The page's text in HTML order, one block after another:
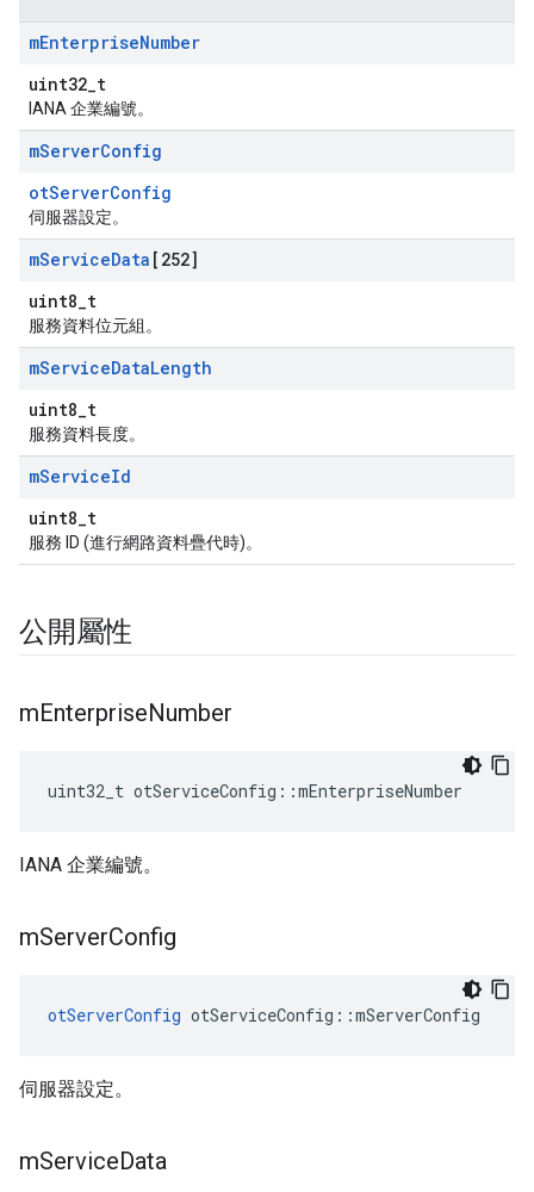
mEnterpriseNumber
uint32_t
IANA 企業編號。
mServerConfig
otServerConfig
伺服器設定。
mServiceData [252]
uint8_t
服務資料位元組。
mServiceDataLength
uint8_t
服務資料長度。
mServiceId
uint8_t
服務 ID (進行網路資料疊代時)。
公開屬性
mEnterpriseNumber
uint32_t otServiceConfig ::mEnterpriseNumber
IANA 企業編號。
mServerConfig
otServerConfig otServiceConfig ::mServerConfig
伺服器設定。
mServiceData